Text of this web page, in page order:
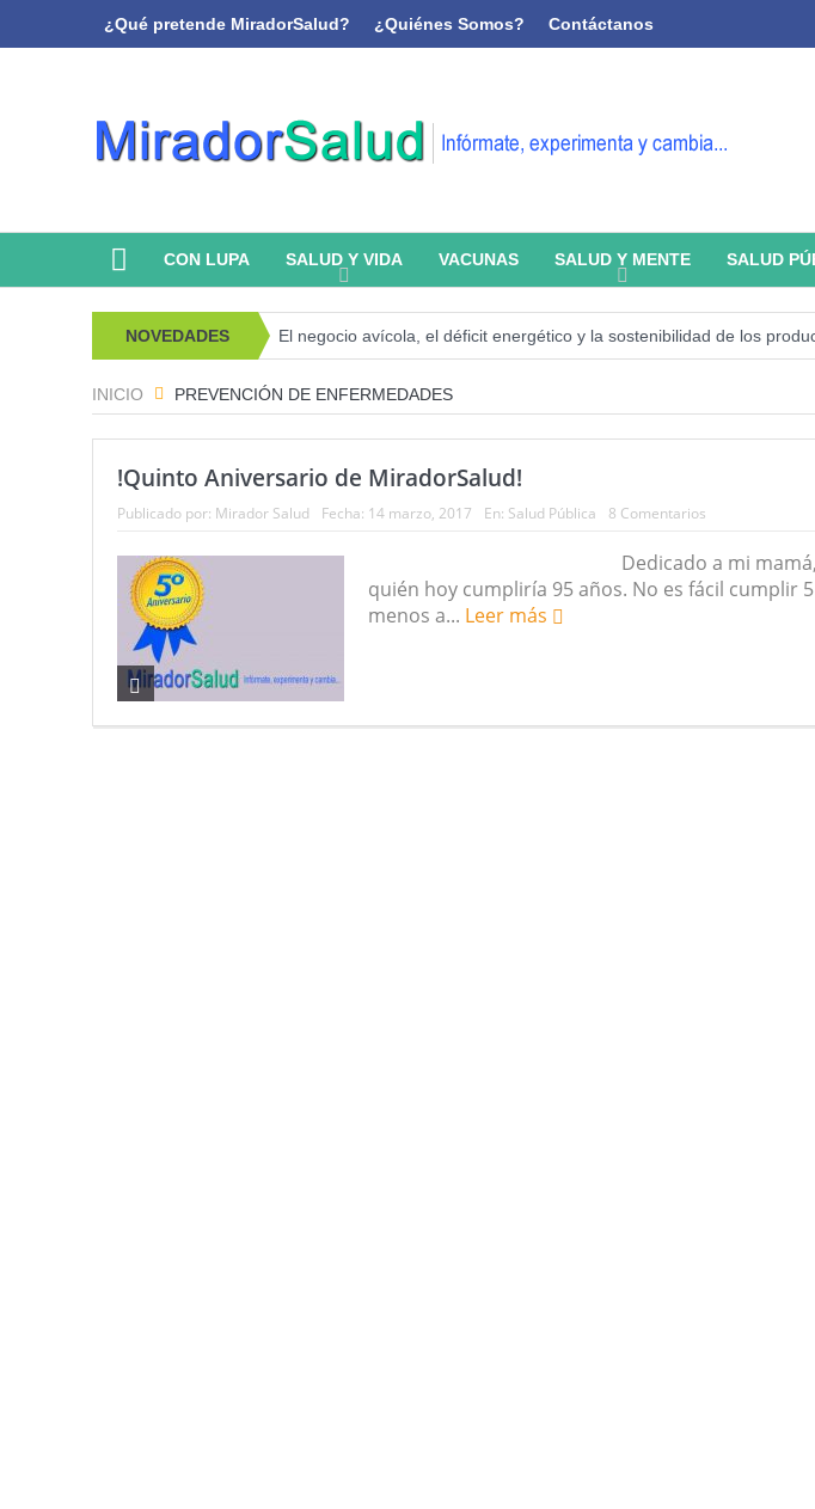
¿Qué pretende MiradorSalud? ¿Quiénes Somos? Contáctanos
CON LUPA SALUD Y VIDA VACUNAS SALUD Y MENTE SALUD
NOVEDADES
psicoanálisis y memoria El negocio avícola, el déficit energético y la sostenibilidad de los
INICIO PREVENCIÓN DE ENFERMEDADES
!Quinto Aniversario de MiradorSalud!
Publicado por: Mirador Salud Fecha: 14 marzo, 2017 En: Salud Pública 8 Comentarios
Dedicado a mi mamá, Atala
quién hoy cumpliría 95 años. No es fácil cumplir
menos a... Leer más